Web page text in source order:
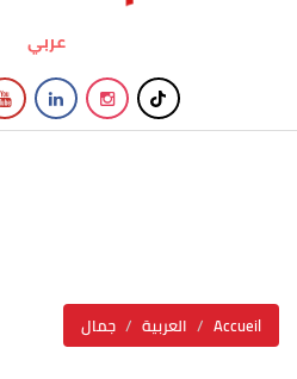
عربي
جمال العربية Accueil